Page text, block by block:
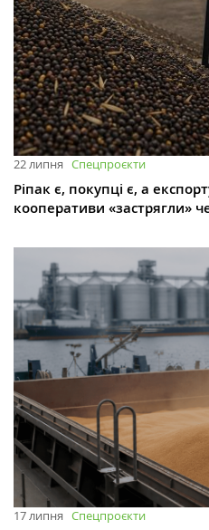
22 липня Спецпроєкти
Ріпак є, покупці є, а
кооперативи «застрягли»
17 липня Спецпроєкти